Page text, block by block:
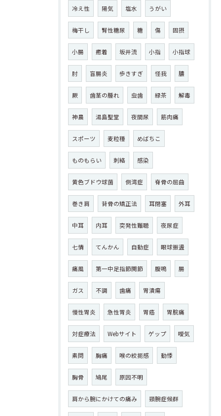
冷え性 陽気 塩水 うがい
梅干し 腎性糖尿 糖 傷 固摂
小腸 癒着 坂井流 小指 小指球
肘 盲腸炎 歩きすぎ 怪我 膿
厥 歯茎の腫れ 虫歯 緑茶 解毒
神農 湯島聖堂 夜間尿 筋肉痛
スポーツ 麦粒種 めばちこ
ものもらい 刺絡 感染
黄色ブドウ球菌 側湾症 脊骨の屈曲
巻き肩 背骨の矯正法 耳閉塞 外耳
中耳 内耳 突発性難聴 夜尿症
七情 てんかん 自動症 眼球振盪
痛風 第一中足指節関節 腹鳴 腸
ガス 不調 歯痛 胃潰瘍
慢性胃炎 急性胃炎 胃癌 胃脘痛
対症療法 Webサイト ゲップ 噯気
素問 胸痛 喉の絞扼感 動悸
胸骨 鳩尾 原因不明
肩から腕にかけての痛み 頸腕症候群